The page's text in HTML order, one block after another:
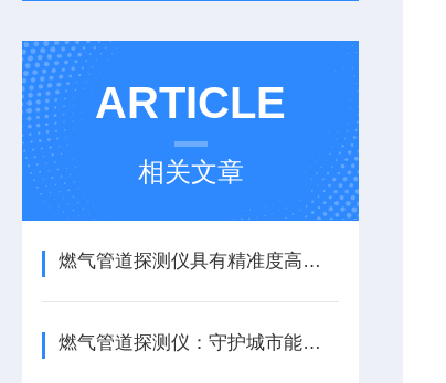
ARTICLE
相关文章
燃气管道探测仪具有精准度高、抗干扰强等特点
燃气管道探测仪：守护城市能源动脉的“黑科技”